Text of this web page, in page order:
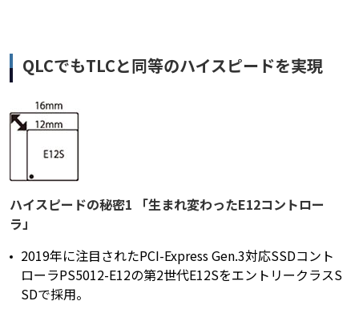
QLCでもTLCと同等のハイスピードを実現
ハイスピードの秘密1 「生まれ変わったE12コントロー
ラ」
2019年に注目されたPCI-Express Gen.3対応SSDコント
ローラPS5012-E12の第2世代E12SをエントリークラスS
SDで採用。